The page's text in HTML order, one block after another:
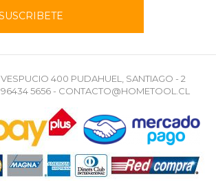
400 PUDAHUEL, SANTIAGO - 2
96434 5656 - CONTACTO@HOMETOOL.CL